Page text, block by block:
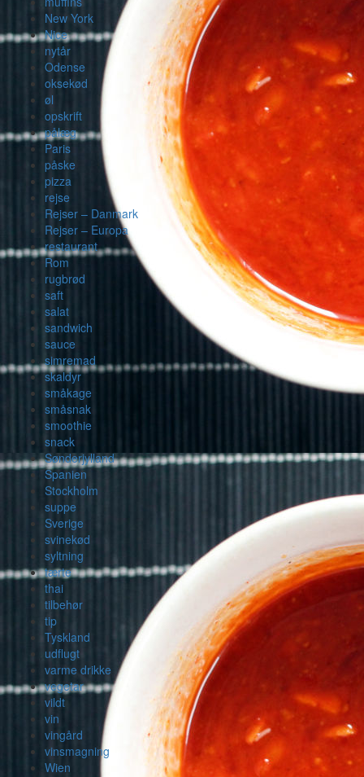
New York
Nice
nytår
Odense
oksekød
øl
opskrift
pålæg
Paris
påske
pizza
rejse
Rejser – Danmark
Rejser – Europa
restaurant
Rom
rugbrød
saft
salat
sandwich
sauce
simremad
skaldyr
småkage
småsnak
smoothie
snack
Sønderjylland
Spanien
Stockholm
suppe
Sverige
svinekød
syltning
tærte
thai
tilbehør
tip
Tyskland
udflugt
varme drikke
vegetar
vildt
vin
vingård
vinsmagning
Wien